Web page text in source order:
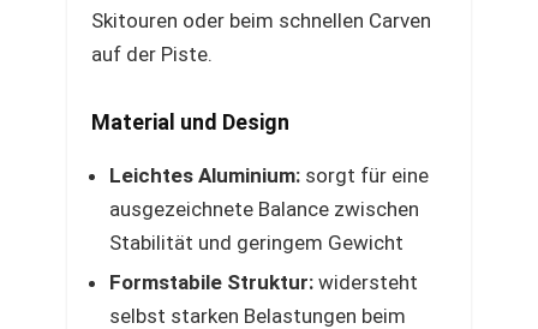
Skitouren oder beim schnellen Carven
auf der Piste.
Material und Design
Leichtes Aluminium: sorgt für eine
ausgezeichnete Balance zwischen
Stabilität und geringem Gewicht
Formstabile Struktur: widersteht
selbst starken Belastungen beim